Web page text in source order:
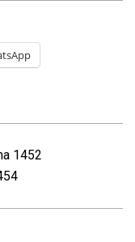
1452